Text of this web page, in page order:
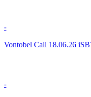
-
Vontobel Call 18.06.26
-